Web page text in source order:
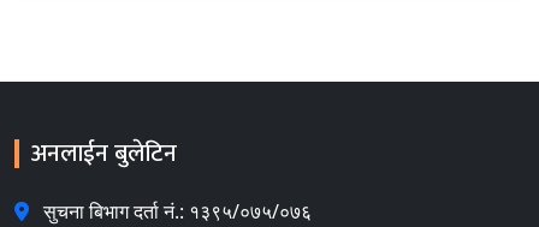
अनलाईन बुलेटिन
सुचना बिभाग दर्ता नं.: १३९५/०७५/०७६